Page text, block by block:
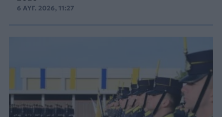
6 ΑΥΓ. 2026, 11:27